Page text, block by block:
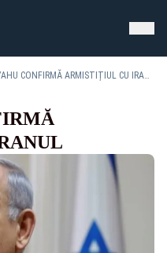
NETANYAHU CONFIRMĂ ARMISTIȚIUL CU IRANUL